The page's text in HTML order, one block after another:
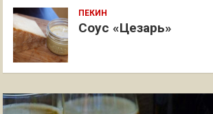
ПЕКИН
Соус «Цезарь»